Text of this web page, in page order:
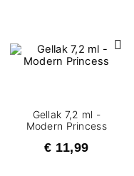
Gellak 7,2 ml -
Modern Princess
€ 11,99